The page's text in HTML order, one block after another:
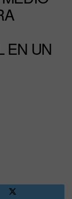
EN UN